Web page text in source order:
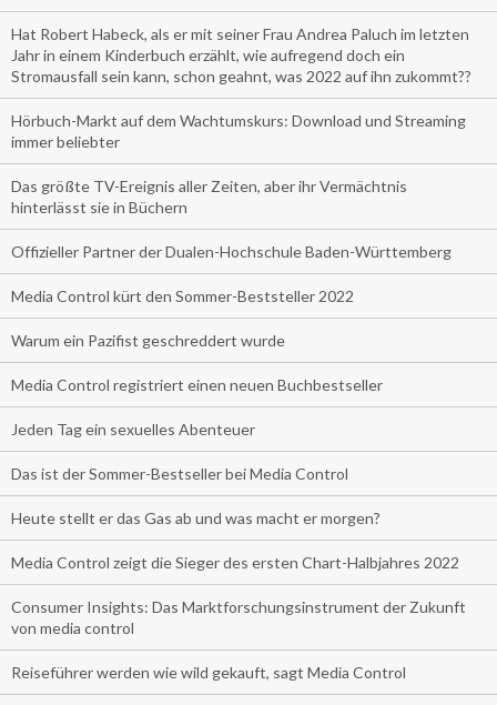
Hat Robert Habeck, als er mit seiner Frau Andrea Paluch im letzten
Jahr in einem Kinderbuch erzählt, wie aufregend doch ein
Stromausfall sein kann, schon geahnt, was 2022 auf ihn zukommt??
Hörbuch-Markt auf dem Wachtumskurs: Download und Streaming
immer beliebter
Das größte TV-Ereignis aller Zeiten, aber ihr Vermächtnis
hinterlässt sie in Büchern
Offizieller Partner der Dualen-Hochschule Baden-Württemberg
Media Control kürt den Sommer-Beststeller 2022
Warum ein Pazifist geschreddert wurde
Media Control registriert einen neuen Buchbestseller
Jeden Tag ein sexuelles Abenteuer
Das ist der Sommer-Bestseller bei Media Control
Heute stellt er das Gas ab und was macht er morgen?
Media Control zeigt die Sieger des ersten Chart-Halbjahres 2022
Consumer Insights: Das Marktforschungsinstrument der Zukunft
von media control
Reiseführer werden wie wild gekauft, sagt Media Control